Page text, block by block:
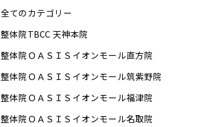
全てのカテゴリー
整体院TBCC 天神本院
整体院ＯＡＳＩＳイオンモール直方院
整体院ＯＡＳＩＳイオンモール筑紫野院
整体院ＯＡＳＩＳイオンモール福津院
整体院ＯＡＳＩＳイオンモール名取院